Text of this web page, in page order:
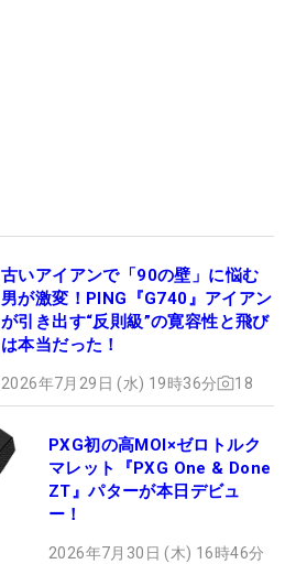
古いアイアンで「90の壁」に悩む
男が激変！PING『G740』アイアン
が引き出す“反則級”の寛容性と飛び
は本当だった！
2026年7月29日 (水) 19時36分 18
PXG初の高MOI×ゼロトルク
マレット『PXG One & Done
ZT』パターが本日デビュ
ー！
2026年7月30日 (木) 16時46分